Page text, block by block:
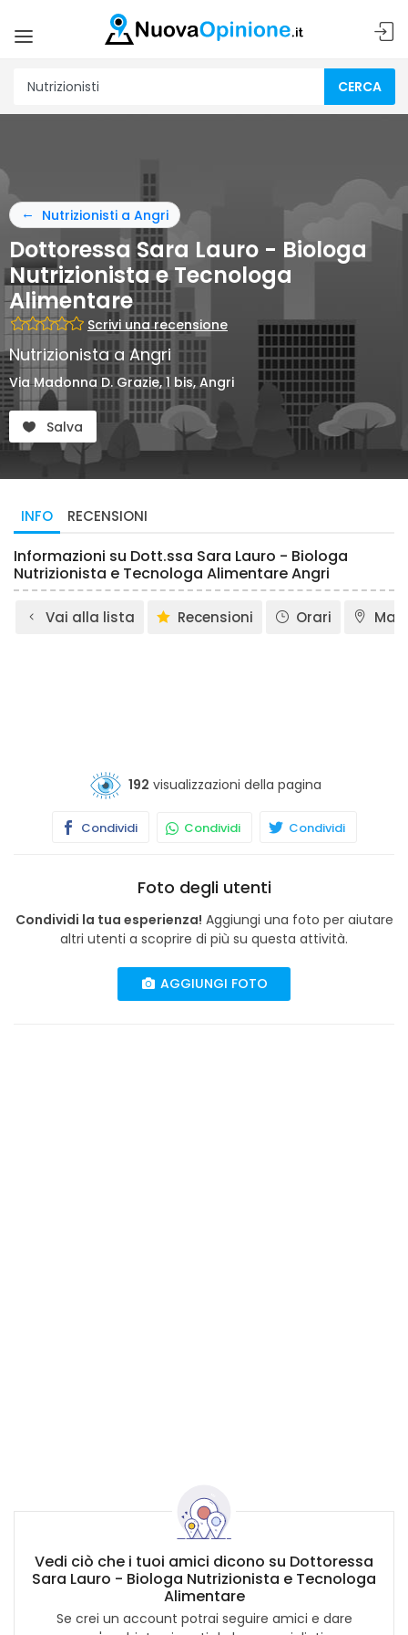
CERCA
Nutrizionisti a Angri
Dottoressa Sara Lauro - Biologa
Nutrizionista e Tecnologa
Alimentare
Scrivi una recensione
Nutrizionista a Angri
Via Madonna D. Grazie, 1 bis, Angri
Salva
INFO RECENSIONI
Informazioni su Dott.ssa Sara Lauro - Biologa
Nutrizionista e Tecnologa Alimentare Angri
Vai alla lista Recensioni Orari
192 visualizzazioni della pagina
Condividi Condividi Condividi
Foto degli utenti
Condividi la tua esperienza! Aggiungi una foto per aiutare
altri utenti a scoprire di più su questa attività.
AGGIUNGI FOTO
Vedi ciò che i tuoi amici dicono su Dottoressa
Sara Lauro - Biologa Nutrizionista e Tecnologa
Alimentare
Se crei un account potrai seguire amici e dare